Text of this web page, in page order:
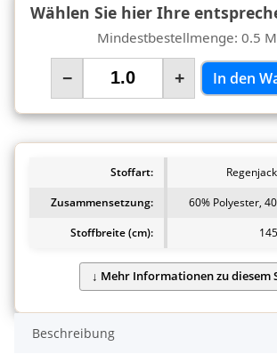
Wählen Sie hier Ihre
Mindestbestellmenge: 0.5
− + In den
Stoffart:
Zusammensetzung:
60% Polyester,
Stoffbreite (cm):
145
Beschreibung